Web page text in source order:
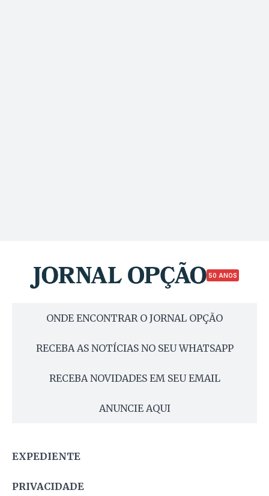
50 ANOS
ONDE ENCONTRAR O JORNAL OPÇÃO
RECEBA AS NOTÍCIAS NO SEU WHATSAPP
RECEBA NOVIDADES EM SEU EMAIL
ANUNCIE AQUI
EXPEDIENTE
PRIVACIDADE